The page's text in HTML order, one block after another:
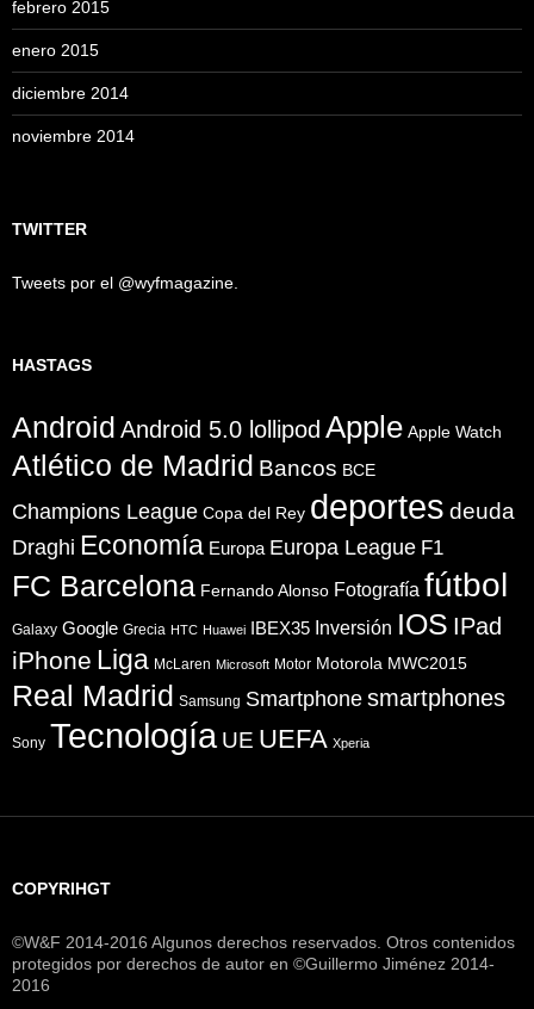
febrero 2015
enero 2015
diciembre 2014
noviembre 2014
TWITTER
Tweets por el @wyfmagazine.
HASTAGS
Android Android 5.0 lollipod Apple Apple Watch
Atlético de Madrid Bancos BCE
Champions League Copa del Rey deportes deuda
Draghi Economía Europa Europa League F1
FC Barcelona Fernando Alonso Fotografía fútbol
Galaxy Google Grecia HTC Huawei IBEX35 Inversión IOS IPad
iPhone Liga McLaren Microsoft Motor Motorola MWC2015
Real Madrid Samsung Smartphone smartphones
Sony Tecnología UE UEFA Xperia
COPYRIHGT
©W&F 2014-2016 Algunos derechos reservados. Otros contenidos
protegidos por derechos de autor en ©Guillermo Jiménez 2014-
2016